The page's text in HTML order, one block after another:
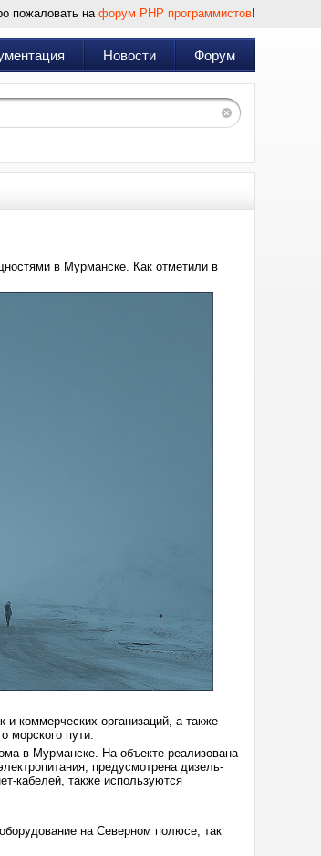
пожаловать нафорум PHP программистов!
Новости Форум
в Мурманске. Как отметили в
и коммерческих организаций, а также
морского пути.
в Мурманске. На объекте реализована
предусмотрена дизель-
кабелей, также используются
на Северном полюсе, так